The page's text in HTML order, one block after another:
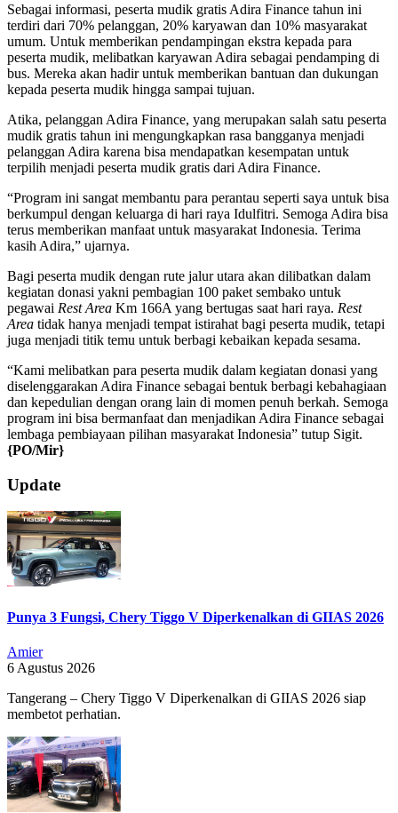
Sebagai informasi, peserta mudik gratis Adira Finance tahun ini
terdiri dari 70% pelanggan, 20% karyawan dan 10% masyarakat
umum. Untuk memberikan pendampingan ekstra kepada para
peserta mudik, melibatkan karyawan Adira sebagai pendamping di
bus. Mereka akan hadir untuk memberikan bantuan dan dukungan
kepada peserta mudik hingga sampai tujuan.
Atika, pelanggan Adira Finance, yang merupakan salah satu peserta
mudik gratis tahun ini mengungkapkan rasa bangganya menjadi
pelanggan Adira karena bisa mendapatkan kesempatan untuk
terpilih menjadi peserta mudik gratis dari Adira Finance.
“Program ini sangat membantu para perantau seperti saya untuk bisa
berkumpul dengan keluarga di hari raya Idulfitri. Semoga Adira bisa
terus memberikan manfaat untuk masyarakat Indonesia. Terima
kasih Adira,” ujarnya.
Bagi peserta mudik dengan rute jalur utara akan dilibatkan dalam
kegiatan donasi yakni pembagian 100 paket sembako untuk
pegawai Rest Area Km 166A yang bertugas saat hari raya. Rest
Area tidak hanya menjadi tempat istirahat bagi peserta mudik, tetapi
juga menjadi titik temu untuk berbagi kebaikan kepada sesama.
“Kami melibatkan para peserta mudik dalam kegiatan donasi yang
diselenggarakan Adira Finance sebagai bentuk berbagi kebahagiaan
dan kepedulian dengan orang lain di momen penuh berkah. Semoga
program ini bisa bermanfaat dan menjadikan Adira Finance sebagai
lembaga pembiayaan pilihan masyarakat Indonesia” tutup Sigit.
{PO/Mir}
2024-
04-
07
Update
Punya 3 Fungsi, Chery Tiggo V Diperkenalkan di GIIAS 2026
Amier
6 Agustus 2026
Tangerang – Chery Tiggo V Diperkenalkan di GIIAS 2026 siap
membetot perhatian.